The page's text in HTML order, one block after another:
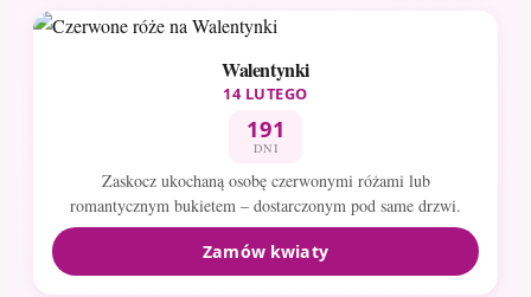
Walentynki
14 LUTEGO
191
DNI
Zaskocz ukochaną osobę czerwonymi różami lub
romantycznym bukietem – dostarczonym pod same drzwi.
Zamów kwiaty